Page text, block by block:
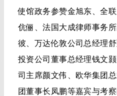
使馆政务参赞金旭东、全
伉俪、法国大成律师事务
彼、万达伦敦公司总经理
投资公司董事总经理钱文
司主席颜文伟、欧华集团
团董事长凤鹏等嘉宾与考